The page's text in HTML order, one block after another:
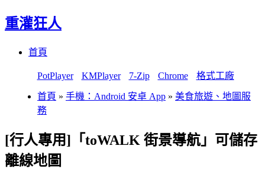
重灌狂人
首頁
PotPlayer KMPlayer 7-Zip Chrome 格式工廠
首頁 » 手機：Android 安卓 App » 美食旅遊、地圖服
務
[行人專用]「toWALK 街景導航」可儲存
離線地圖